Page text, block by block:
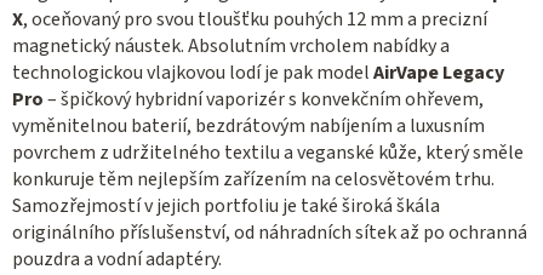
X, oceňovaný pro svou tloušťku pouhých 12 mm a precizní
magnetický náustek. Absolutním vrcholem nabídky a
technologickou vlajkovou lodí je pak modelAirVape Legacy
Pro– špičkový hybridní vaporizér s konvekčním ohřevem,
vyměnitelnou baterií, bezdrátovým nabíjením a luxusním
povrchem z udržitelného textilu a veganské kůže, který směle
konkuruje těm nejlepším zařízením na celosvětovém trhu.
Samozřejmostí v jejich portfoliu je také široká škála
originálního příslušenství, od náhradních sítek až po ochranná
pouzdra a vodní adaptéry.